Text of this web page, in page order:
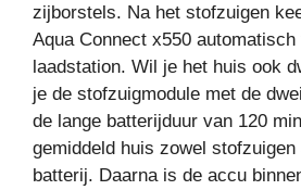
zijborstels. Na het stofzuigen
Aqua Connect x550
laadstation. Wil je het huis ook
je de stofzuigmodule met de
de lange batterijduur van 120
gemiddeld huis zowel
batterij. Daarna is de accu